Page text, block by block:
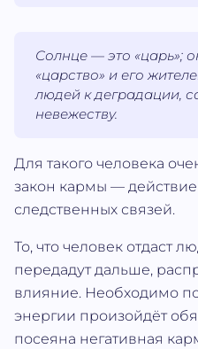
Солнце — это «царь»;
«царство» и его
людей к деградации,
невежеству.
Для такого человека
закон кармы —
следственных связей.
То, что человек отдаст
передадут дальше,
влияние. Необходимо
энергии произойдёт
посеяна негативная